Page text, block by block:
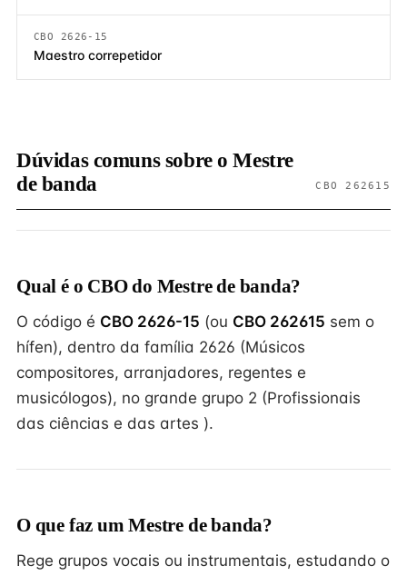
CBO 2626-15
Maestro correpetidor
Dúvidas comuns sobre o Mestre
de banda
CBO 262615
Qual é o CBO do Mestre de banda?
O código é CBO 2626-15 (ou CBO 262615 sem o
hífen), dentro da família 2626 (Músicos
compositores, arranjadores, regentes e
musicólogos), no grande grupo 2 (Profissionais
das ciências e das artes ).
O que faz um Mestre de banda?
Rege grupos vocais ou instrumentais, estudando o